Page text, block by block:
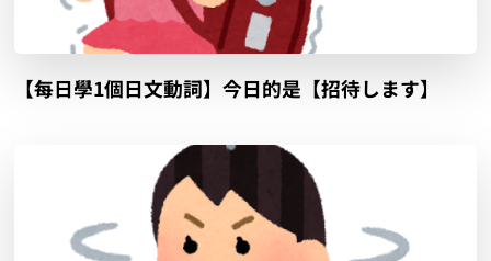
【每日學1個日文動詞】今日的是【招待します】